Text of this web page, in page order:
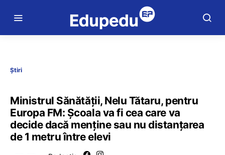
Știri
Ministrul Sănătății, Nelu Tătaru, pentru
Europa FM: Școala va fi cea care va
decide dacă menține sau nu distanțarea
de 1 metru între elevi